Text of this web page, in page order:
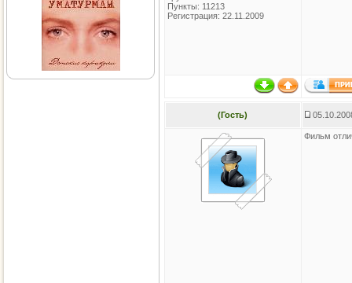
Пункты: 11213
Регистрация: 22.11.2009
(Гость)
Фильм